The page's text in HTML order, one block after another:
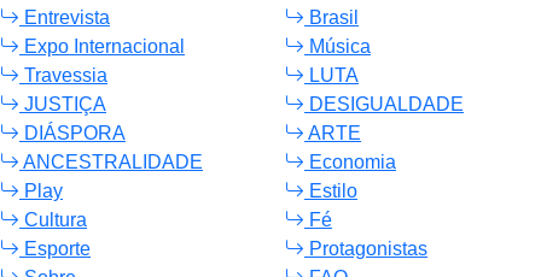
Entrevista
Brasil
Expo Internacional
Música
Travessia
LUTA
JUSTIÇA
DESIGUALDADE
DIÁSPORA
ARTE
ANCESTRALIDADE
Economia
Play
Estilo
Cultura
Fé
Esporte
Protagonistas